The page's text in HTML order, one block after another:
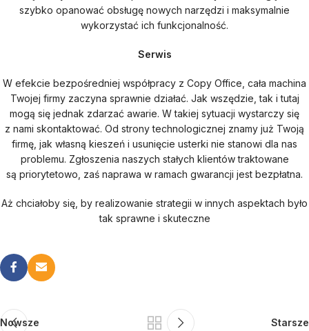
szybko opanować obsługę nowych narzędzi i maksymalnie
wykorzystać ich funkcjonalność.
Serwis
W efekcie bezpośredniej współpracy z Copy Office, cała machina
Twojej firmy zaczyna sprawnie działać. Jak wszędzie, tak i tutaj
mogą się jednak zdarzać awarie. W takiej sytuacji wystarczy się
z nami skontaktować. Od strony technologicznej znamy już Twoją
firmę, jak własną kieszeń i usunięcie usterki nie stanowi dla nas
problemu. Zgłoszenia naszych stałych klientów traktowane
są priorytetowo, zaś naprawa w ramach gwarancji jest bezpłatna.
Aż chciałoby się, by realizowanie strategii w innych aspektach było
tak sprawne i skuteczne
Nowsze Starsze